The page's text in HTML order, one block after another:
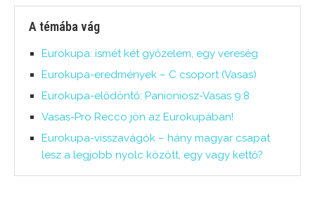
A témába vág
Eurokupa: ismét két győzelem, egy vereség
Eurokupa-eredmények – C csoport (Vasas)
Eurokupa-elődöntő: Panioniosz-Vasas 9:8
Vasas-Pro Recco jön az Eurokupában!
Eurokupa-visszavágók – hány magyar csapat
lesz a legjobb nyolc között, egy vagy kettő?